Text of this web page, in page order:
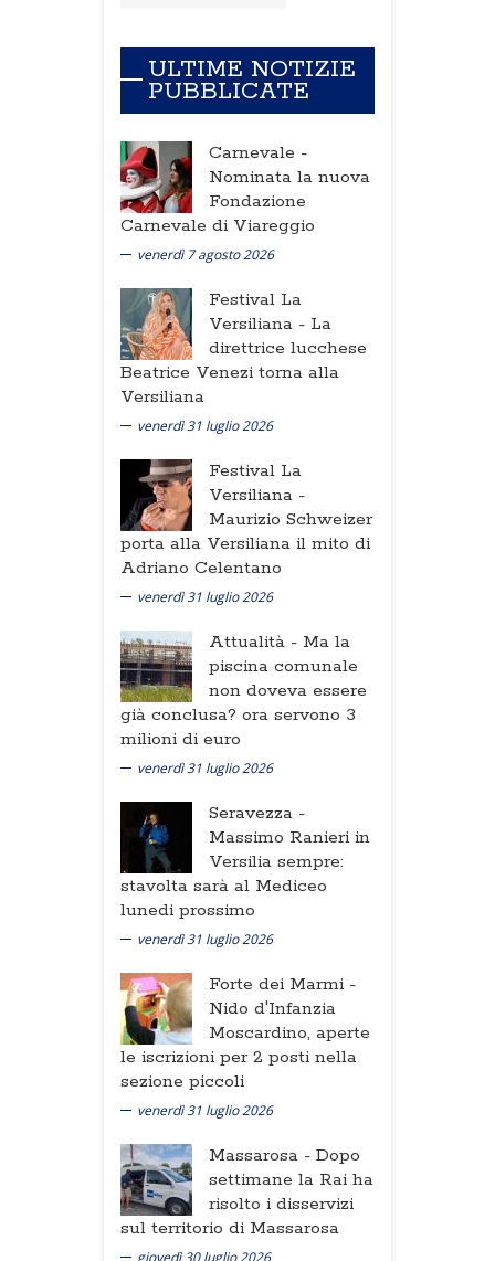
ULTIME NOTIZIE
PUBBLICATE
Carnevale -
Nominata la nuova
Fondazione
Carnevale di Viareggio
venerdì 7 agosto 2026
Festival La
Versiliana - La
direttrice lucchese
Beatrice Venezi torna alla
Versiliana
venerdì 31 luglio 2026
Festival La
Versiliana -
Maurizio Schweizer
porta alla Versiliana il mito di
Adriano Celentano
venerdì 31 luglio 2026
Attualità - Ma la
piscina comunale
non doveva essere
già conclusa? ora servono 3
milioni di euro
venerdì 31 luglio 2026
Seravezza -
Massimo Ranieri in
Versilia sempre:
stavolta sarà al Mediceo
lunedi prossimo
venerdì 31 luglio 2026
Forte dei Marmi -
Nido d'Infanzia
Moscardino, aperte
le iscrizioni per 2 posti nella
sezione piccoli
venerdì 31 luglio 2026
Massarosa - Dopo
settimane la Rai ha
risolto i disservizi
sul territorio di Massarosa
giovedì 30 luglio 2026